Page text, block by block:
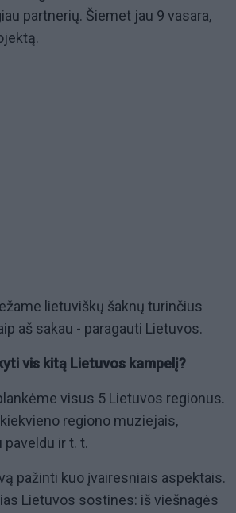
partnerių. Šiemet jau 9 vasara,
lietuviškų šaknų turinčius
aš sakau - paragauti Lietuvos.
vis kitą Lietuvos kampelį?
visus 5 Lietuvos regionus.
regiono muziejais,
paveldu ir t. t.
pažinti kuo įvairesniais aspektais.
Lietuvos sostines: iš viešnagės